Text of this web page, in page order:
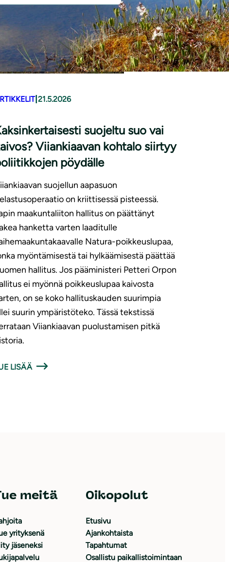
|21.5.2026
suojeltu suo vai
Viiankiaavan kohtalo siirtyy
pöydälle
suojellun aapasuon
on kriittisessä pisteessä.
maakuntaliiton hallitus on päättänyt
hanketta varten laaditulle
Natura-poikkeuslupaa,
myöntämisestä tai hylkäämisestä päättää
hallitus. Jos pääministeri Petteri Orpon
ei myönnä poikkeuslupaa kaivosta
on se koko hallituskauden suurimpia
suurin ympäristöteko. Tässä tekstissä
Viiankiaavan puolustamisen pitkä
LISÄÄ
meitä
yrityksenä
jäseneksi
Oikopolut
Etusivu
Ajankohtaista
Tapahtumat
Osallistu paikallistoimintaan